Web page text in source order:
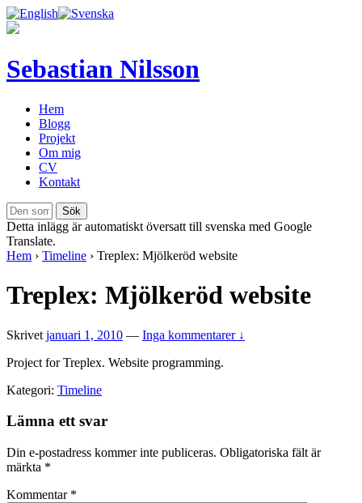
Sebastian Nilsson
Hem
Blogg
Projekt
Om mig
CV
Kontakt
Detta inlägg är automatiskt översatt till svenska med Google
Translate.
Hem › Timeline › Treplex: Mjölkeröd website
Treplex: Mjölkeröd website
Skrivet januari 1, 2010 — Inga kommentarer ↓
Project for Treplex. Website programming.
Kategori: Timeline
Lämna ett svar
Din e-postadress kommer inte publiceras. Obligatoriska fält är
märkta *
Kommentar *